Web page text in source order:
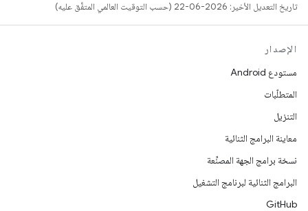
تاريخ التعديل الأخير: 2026-06-22 (حسب التوقيت العالمي المتفَّق عليه)
الإصدار
مستودع Android
المتطلّبات
التنزيل
معاينة البرامج الثنائية
نسخة برامج الجهة المصنِّعة
البرامج الثنائية لبرنامج التشغيل
GitHub